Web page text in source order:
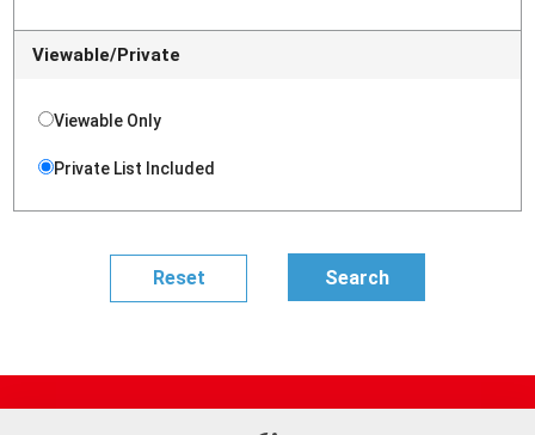
Viewable/Private
Viewable Only
Private List Included